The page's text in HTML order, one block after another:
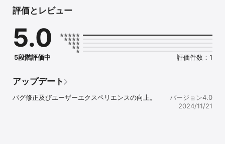
るだけで翻訳できる、あなたの作業の翻訳ツールです！
訳の悩みを解消します！
音声翻訳： テキストを入力する必要なし。翻訳したい言語を話すだ
けで、正確な結果を得られ、コミュニケーションがスムーズになり
ます。
AI翻訳： 全言語の音声およびテキストの翻訳をサポートし、AIがあ
グローバルな言語能力：
100以上の世界の言語に対応。テキスト翻訳、写真翻訳、音声翻
訳、AIチャットアシスタントをサポートし、あなたの全方位の翻訳
評価とレビュー
5.0
5段階評価中 評価件数：1
アップデート
バグ修正及びユーザーエクスペリエンスの向上。
バージョン4.0
2024/11/21